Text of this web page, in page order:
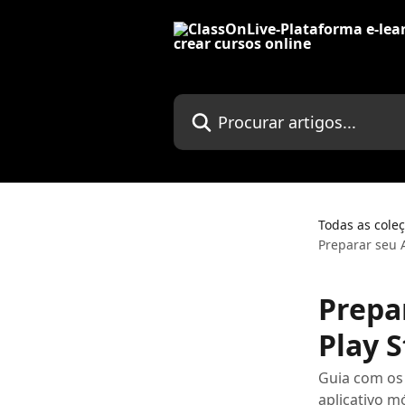
Procurar artigos...
Todas as
Preparar seu
Play
Guia com
aplicativo